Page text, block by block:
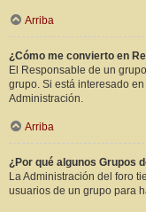
Arriba
¿Cómo me convierto en
El Responsable de un
grupo. Si está interesado
Administración.
Arriba
¿Por qué algunos Grupos
La Administración del foro
usuarios de un grupo para